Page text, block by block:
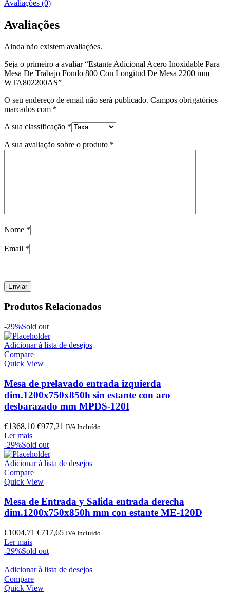
Avaliações (0)
Avaliações
Ainda não existem avaliações.
Seja o primeiro a avaliar “Estante Adicional Acero Inoxidable Para
Mesa De Trabajo Fondo 800 Con Longitud De Mesa 2200 mm
WTA802200AS”
O seu endereço de email não será publicado. Campos obrigatórios
marcados com *
A sua classificação *
A sua avaliação sobre o produto *
Nome *
Email *
Produtos Relacionados
-29%Sold out
Adicionar à lista de desejos
Compare
Quick View
Mesa de prelavado entrada izquierda
dim.1200x750x850h sin estante con aro
desbarazado mm MPDS-120I
€1368,10 O
original
era:
€1368,10.
€977,21 O
€977,21.
IVA Incluído
Ler mais
-29%Sold out
Adicionar à lista de desejos
Compare
Quick View
Mesa de Entrada y Salida entrada derecha
dim.1200x750x850h mm con estante ME-120D
€1004,71 O
original
€1004,71.
€717,65O
€717,65.
IVA Incluído
Ler mais
-29%Sold out
Adicionar à lista de desejos
Compare
Quick View